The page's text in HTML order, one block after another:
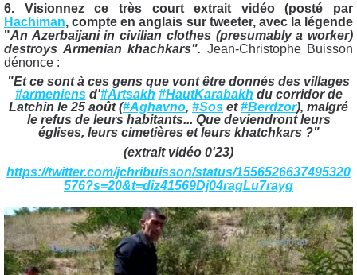
6. Visionnez ce très court extrait vidéo (posté par
Hachiman, compte en anglais sur tweeter, avec la légende
"An Azerbaijani in civilian clothes (presumably a worker)
destroys Armenian khachkars". Jean-Christophe Buisson
dénonce :
"Et ce sont à ces gens que vont être donnés des villages
#armeniensd'#Artsakh #HautKarabakh du corridor de
Latchin le 25 août (#Aghavno, #Sos et#Berdzor), malgré
le refus de leurs habitants... Que deviendront leurs
églises, leurs cimetières et leurs khatchkars ?"
(extrait vidéo 0'23)
https://twitter.com/jchribuisson/status/1556526637495320
576?s=20&t=diz41569Dj04ragLu7rayg